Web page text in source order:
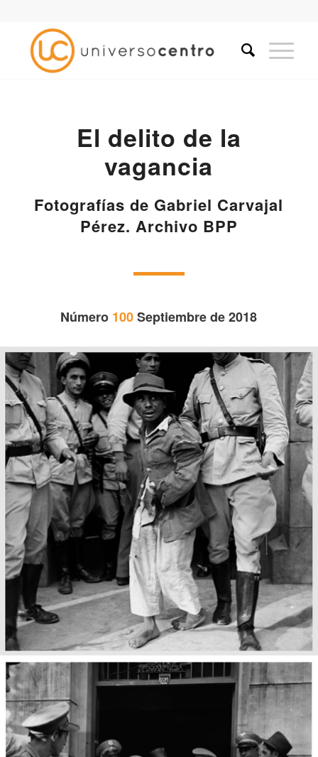
El delito de la
vagancia
Fotografías de Gabriel Carvajal
Pérez. Archivo BPP
Número 100Septiembre de 2018